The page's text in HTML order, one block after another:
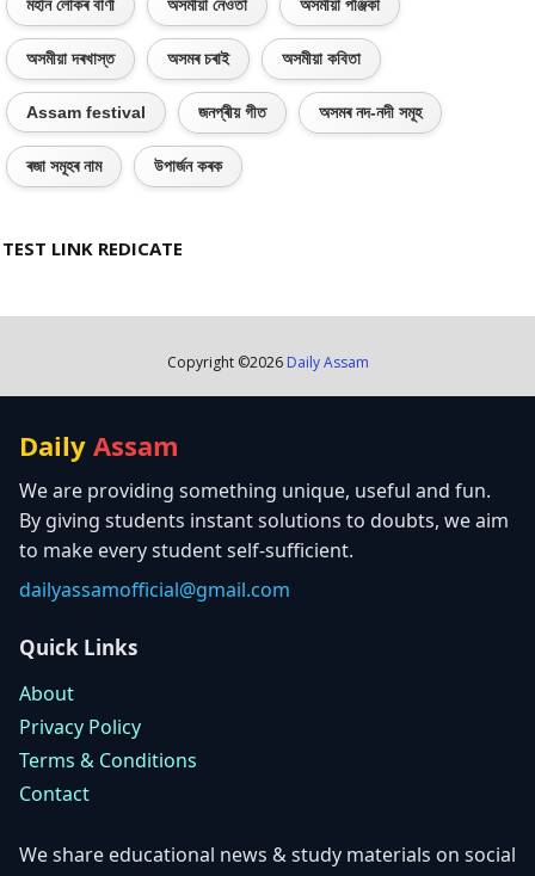
মহান লোকৰ বাণী অসমীয়া নেওঁতা অসমীয়া পঞ্জিকা
অসমীয়া দৰখাস্ত অসমৰ চৰাই অসমীয়া কবিতা
Assam festival জনপ্ৰীয় গীত অসমৰ নদ-নদী সমূহ
ৰজা সমূহৰ নাম উপাৰ্জন কৰক
TEST LINK REDICATE
Copyright ©2026 Daily Assam
Daily Assam
We are providing something unique, useful and fun.
By giving students instant solutions to doubts, we aim
to make every student self-sufficient.
dailyassamofficial@gmail.com
Quick Links
About
Privacy Policy
Terms & Conditions
Contact
We share educational news & study materials on social